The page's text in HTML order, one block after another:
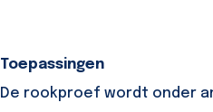
Toepassingen
De rookproef wordt onder